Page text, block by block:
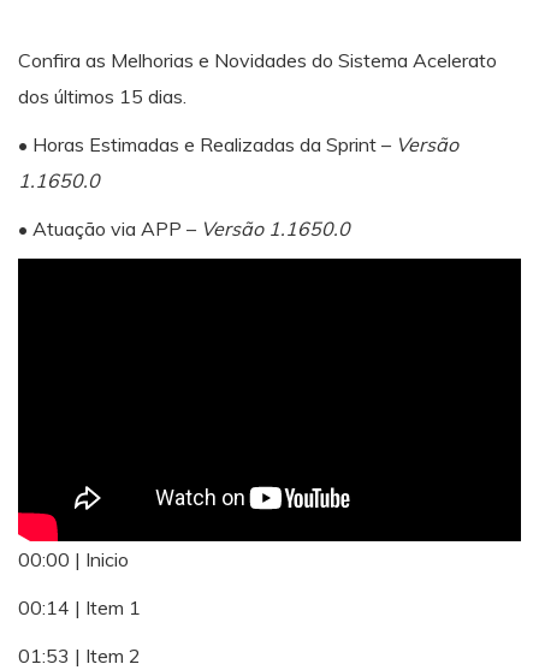
Confira as Melhorias e Novidades do Sistema Acelerato
dos últimos 15 dias.
• Horas Estimadas e Realizadas da Sprint – Versão
1.1650.0
• Atuação via APP – Versão 1.1650.0
00:00 | Inicio
00:14 | Item 1
01:53 | Item 2